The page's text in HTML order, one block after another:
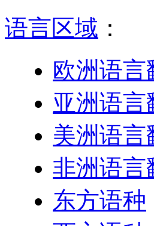
语言区域 ：
欧洲语言
亚洲语言
美洲语言
非洲语言
东方语种